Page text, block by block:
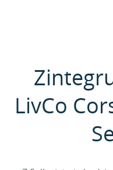
LivCo